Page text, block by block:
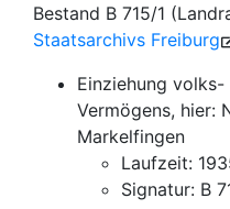
Bestand B 715/1
Staatsarchivs Freiburg
Einziehung
Vermögens, hier:
Markelfingen
Laufzeit:
Signatur: B